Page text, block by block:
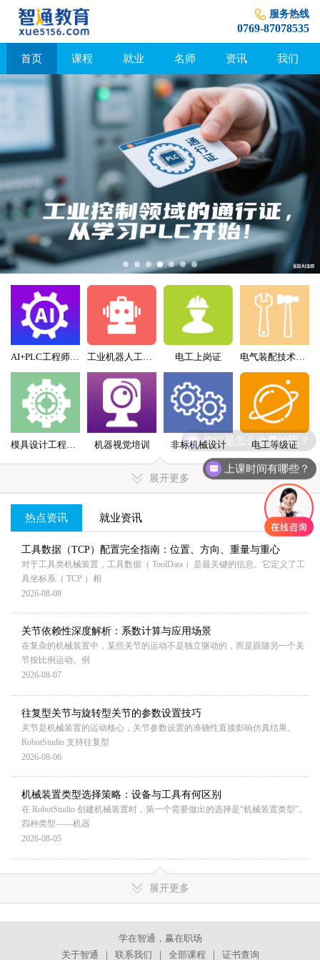
服务热线
0769-87078535
首页 课程 就业 名师 资讯 我们
AI+PLC工程师实战班 工业机器人工程师班 电工上岗证 电气装配技术员（配盘）特训班
机器视觉培训 非标机械设计 电工等级证
展开更多
MORE+
热点资讯 就业资讯
工具数据（TCP）配置完全指南：位置、方向、重量与重心
对于工具类机械装置，工具数据（ ToolData ）是最关键的信息。它定义了工
具坐标系（ TCP ）相
2026-08-08
关节依赖性深度解析：系数计算与应用场景
在复杂的机械装置中，某些关节的运动不是独立驱动的，而是跟随另一个关
节按比例运动。例
2026-08-07
往复型关节与旋转型关节的参数设置技巧
关节是机械装置的运动核心，关节参数设置的准确性直接影响仿真结果。
RobotStudio 支持往复型
2026-08-06
机械装置类型选择策略：设备与工具有何区别
在 RobotStudio 创建机械装置时，第一个需要做出的选择是“机械装置类型”。
四种类型——机器
2026-08-05
展开更多
学在智通，赢在职场
关于智通
｜ 联系我们 ｜ 全部课程 ｜ 证书查询
你们是怎么收费的呢？
上课时间有哪些？